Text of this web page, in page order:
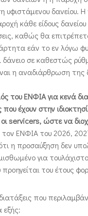
υφιστάμενου δανείου. Η
κάθε είδους
καθώς θα
εάν το εν λόγω
σε καθεστώς
η αναδιάρθρωση της
του ΕΝΦΙΑ για κενά
που έχουν στην
servicers, ώστε να
ΕΝΦΙΑ του 2026,
η προσαύξηση δεν
για
του έτους
που
εξής: